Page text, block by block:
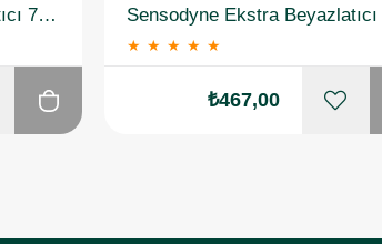
Sensodyne Ekstra Beyazlatıcı 75 ml Florürlü Diş Macunu
★ ★ ★ ★ ★
₺467,00